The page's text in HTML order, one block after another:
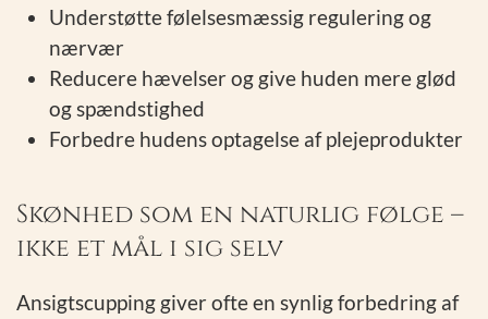
Understøtte følelsesmæssig regulering og
nærvær
Reducere hævelser og give huden mere glød
og spændstighed
Forbedre hudens optagelse af plejeprodukter
Skønhed som en naturlig følge –
ikke et mål i sig selv
Ansigtscupping giver ofte en synlig forbedring af